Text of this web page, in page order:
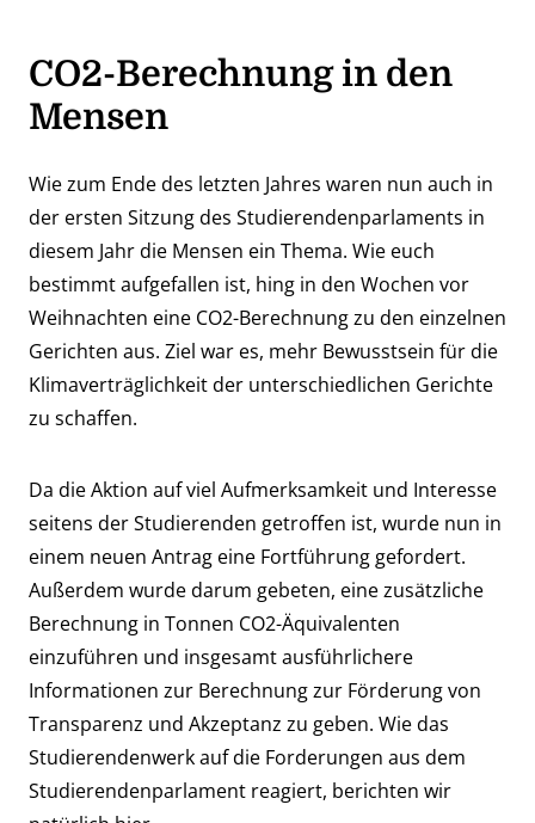
CO2-Berechnung in den
Mensen
Wie zum Ende des letzten Jahres waren nun auch in
der ersten Sitzung des Studierendenparlaments in
diesem Jahr die Mensen ein Thema. Wie euch
bestimmt aufgefallen ist, hing in den Wochen vor
Weihnachten eine CO2-Berechnung zu den einzelnen
Gerichten aus. Ziel war es, mehr Bewusstsein für die
Klimaverträglichkeit der unterschiedlichen Gerichte
zu schaffen.
Da die Aktion auf viel Aufmerksamkeit und Interesse
seitens der Studierenden getroffen ist, wurde nun in
einem neuen Antrag eine Fortführung gefordert.
Außerdem wurde darum gebeten, eine zusätzliche
Berechnung in Tonnen CO2-Äquivalenten
einzuführen und insgesamt ausführlichere
Informationen zur Berechnung zur Förderung von
Transparenz und Akzeptanz zu geben. Wie das
Studierendenwerk auf die Forderungen aus dem
Studierendenparlament reagiert, berichten wir